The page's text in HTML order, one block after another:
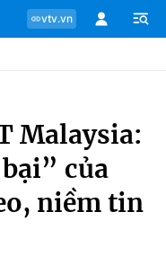
vtv.vn
Malaysia:
của
niềm tin